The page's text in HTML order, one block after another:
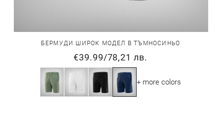
БЕРМУДИ ШИРОК МОДЕЛ В ТЪМНОСИНЬО
€39.99/78,21 лв.
+ more colors